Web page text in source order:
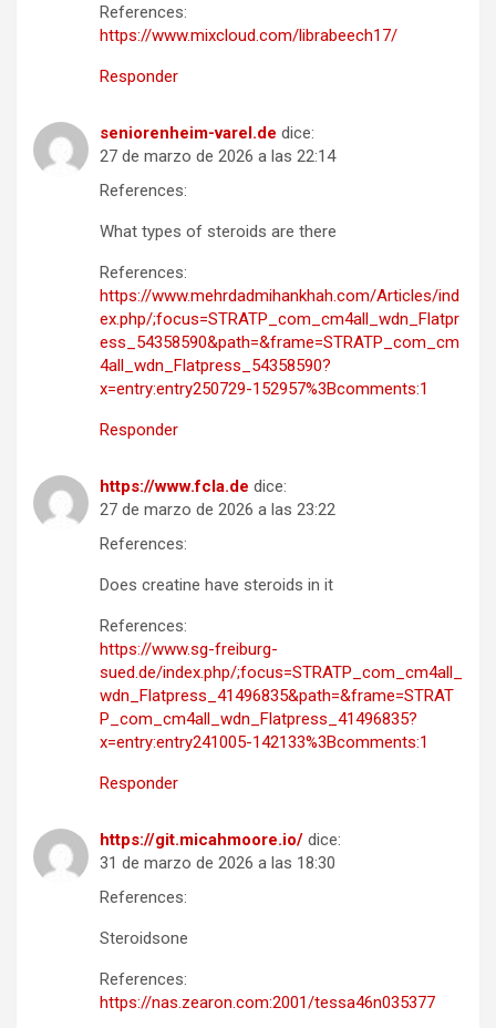
References:
https://www.mixcloud.com/librabeech17/
Responder
seniorenheim-varel.de dice:
27 de marzo de 2026 a las 22:14
References:
What types of steroids are there
References:
https://www.mehrdadmihankhah.com/Articles/ind
ex.php/;focus=STRATP_com_cm4all_wdn_Flatpr
ess_54358590&path=&frame=STRATP_com_cm
4all_wdn_Flatpress_54358590?
x=entry:entry250729-152957%3Bcomments:1
Responder
https://www.fcla.de dice:
27 de marzo de 2026 a las 23:22
References:
Does creatine have steroids in it
References:
https://www.sg-freiburg-
sued.de/index.php/;focus=STRATP_com_cm4all_
wdn_Flatpress_41496835&path=&frame=STRAT
P_com_cm4all_wdn_Flatpress_41496835?
x=entry:entry241005-142133%3Bcomments:1
Responder
https://git.micahmoore.io/ dice:
31 de marzo de 2026 a las 18:30
References:
Steroidsone
References:
https://nas.zearon.com:2001/tessa46n035377